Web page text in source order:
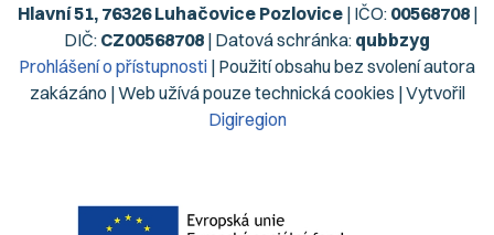
Hlavní 51, 76326 Luhačovice Pozlovice| IČO: 00568708|
DIČ: CZ00568708 | Datová schránka: qubbzyg
Prohlášení o přístupnosti | Použití obsahu bez svolení autora
zakázáno | Web užívá pouze technická cookies | Vytvořil
Digiregion